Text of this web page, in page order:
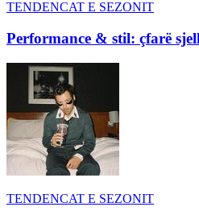
TENDENCAT E SEZONIT
Performance & stil: çfarë
TENDENCAT E SEZONIT